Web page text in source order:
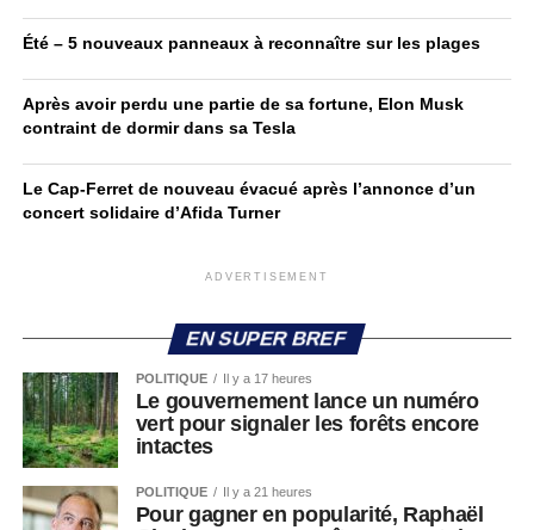
Été – 5 nouveaux panneaux à reconnaître sur les plages
Après avoir perdu une partie de sa fortune, Elon Musk
contraint de dormir dans sa Tesla
Le Cap-Ferret de nouveau évacué après l’annonce d’un
concert solidaire d’Afida Turner
ADVERTISEMENT
EN SUPER BREF
POLITIQUE Il y a 17 heures
Le gouvernement lance un numéro
vert pour signaler les forêts encore
intactes
POLITIQUE Il y a 21 heures
Pour gagner en popularité, Raphaël